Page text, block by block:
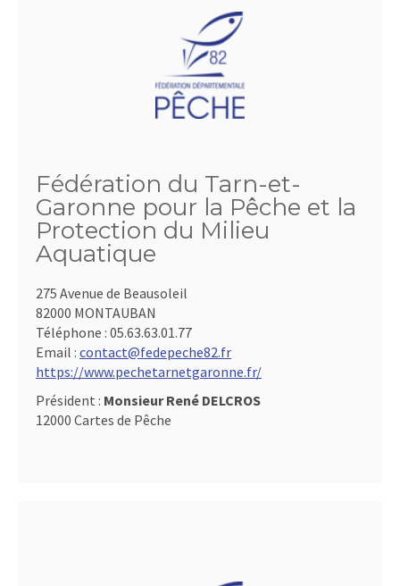
Fédération du Tarn-et-
Garonne pour la Pêche et la
Protection du Milieu
Aquatique
275 Avenue de Beausoleil
82000 MONTAUBAN
Téléphone : 05.63.63.01.77
Email : contact@fedepeche82.fr
https://www.pechetarnetgaronne.fr/
Président : Monsieur René DELCROS
12000 Cartes de Pêche